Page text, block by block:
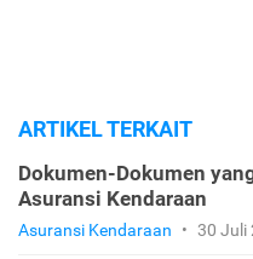
ARTIKEL TERKAIT
Dokumen-Dokumen
Asuransi Kendaraan
Asuransi Kendaraan • 30 Juli